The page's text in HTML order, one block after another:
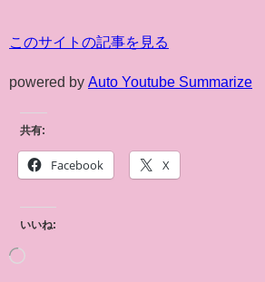
このサイトの記事を見る
powered by Auto Youtube Summarize
共有:
Facebook X
いいね: